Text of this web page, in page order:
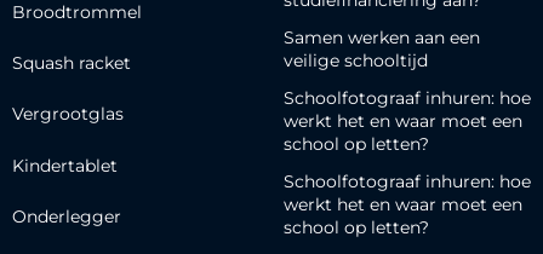
Broodtrommel
Squash racket
Vergrootglas
Kindertablet
Onderlegger
Samen werken aan een
veilige schooltijd
Schoolfotograaf inhuren: hoe
werkt het en waar moet een
school op letten?
Schoolfotograaf inhuren: hoe
werkt het en waar moet een
school op letten?